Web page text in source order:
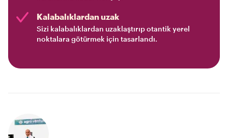
Kalabalıklardan uzak
Sizi kalabalıklardan uzaklaştırıp otantik yerel
noktalara götürmek için tasarlandı.